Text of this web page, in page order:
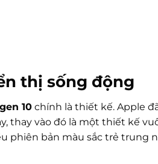
thị sống động
10 chính là thiết kế. Apple
thay vào đó là một thiết kế
phiên bản màu sắc trẻ trung